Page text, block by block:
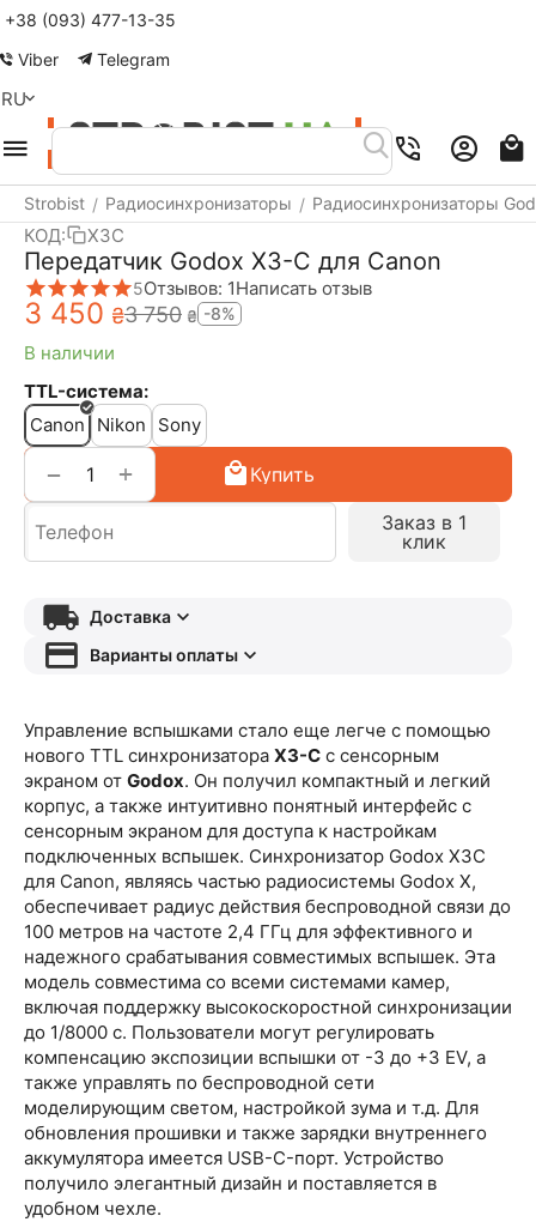
+38 (093) 477-13-35
Viber
Telegram
RU
Strobist / Радиосинхронизаторы / Радиосинхронизаторы
КОД: X3C
Передатчик Godox X3-C для Canon
5Отзывов: 1Написать отзыв
3 450 ₴3 750 ₴ -8%
В наличии
TTL-система:
Canon
Nikon Sony
+
−
Купить
Заказ в 1
клик
Доставка
Варианты оплаты
Управление вспышками стало еще легче с помощью
нового TTL синхронизатора X3-C с сенсорным
экраном от Godox. Он получил компактный и легкий
корпус, а также интуитивно понятный интерфейс с
сенсорным экраном для доступа к настройкам
подключенных вспышек. Синхронизатор Godox X3C
для Canon, являясь частью радиосистемы Godox X,
обеспечивает радиус действия беспроводной связи до
100 метров на частоте 2,4 ГГц для эффективного и
надежного срабатывания совместимых вспышек. Эта
модель совместима со всеми системами камер,
включая поддержку высокоскоростной синхронизации
до 1/8000 с. Пользователи могут регулировать
компенсацию экспозиции вспышки от -3 до +3 EV, а
также управлять по беспроводной сети
моделирующим светом, настройкой зума и т.д. Для
обновления прошивки и также зарядки внутреннего
аккумулятора имеется USB-C-порт. Устройство
получило элегантный дизайн и поставляется в
удобном чехле.
Меню